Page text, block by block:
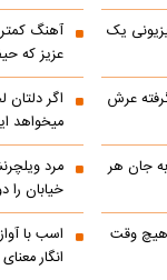
یک
آهنگ
عزیز که
عرش
اگر
میخواهد
جان هر
مرد
خیابان
هیچ وقت
اسب با
انگار